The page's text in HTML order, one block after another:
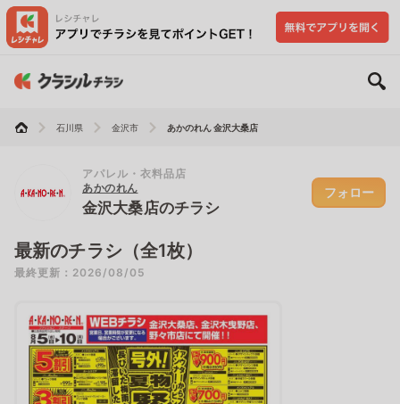
石川県 金沢市 あかのれん 金沢大桑店
アパレル・衣料品店
あかのれん
金沢大桑店のチラシ
フォロー
最新のチラシ（全1枚）
最終更新：2026/08/05